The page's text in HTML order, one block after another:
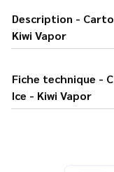
Description - Cartouches Kiwi Go+ Tangerine Ice -
Kiwi Vapor
Fiche technique - Cartouches Kiwi Go+ Tangerine
Ice - Kiwi Vapor